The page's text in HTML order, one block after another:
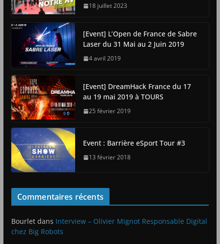
18 juillet 2023
[Event] L’Open de France de Sabre
Laser du 31 Mai au 2 Juin 2019
4 avril 2019
[Event] DreamHack France du 17
au 19 mai 2019 à TOURS
25 février 2019
Event : Barrière eSport Tour #3
13 février 2018
Commentaires récents
Bourletdans Interview – Olivier Mignot Responsable Digital
chez Big Robots